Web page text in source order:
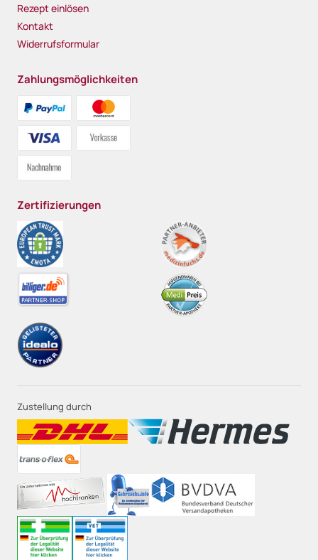
Rezept einlösen
Kontakt
Widerrufsformular
Zahlungsmöglichkeiten
Zertifizierungen
Zustellung durch